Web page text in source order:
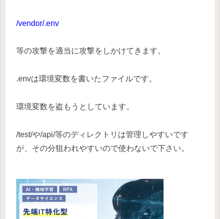
/vendor/.env
等の攻撃を適当に攻撃をしかけてきます。
.envは環境変数を書いたファイルです。
環境変数を盗もうとしています。
/test/や/api/等のディレクトリは管理しやすいです
が、その分狙われやすいので使わないで下さい。